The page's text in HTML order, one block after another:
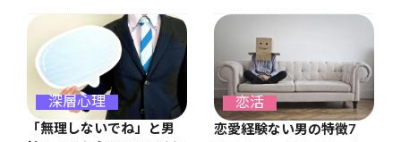
深層心理
「無理しないでね」と男
恋活
恋愛経験ない男の特徴7